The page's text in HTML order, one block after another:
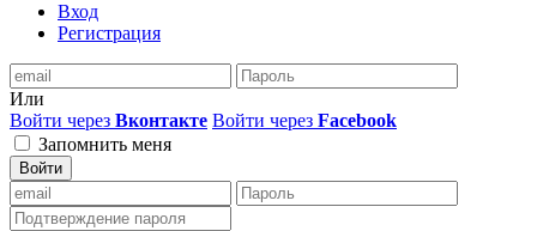
Вход
Регистрация
Или
Войти через Вконтакте Войти через Facebook
Запомнить меня
Войти